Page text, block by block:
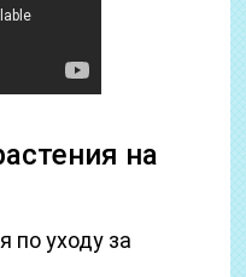
на
по уходу за